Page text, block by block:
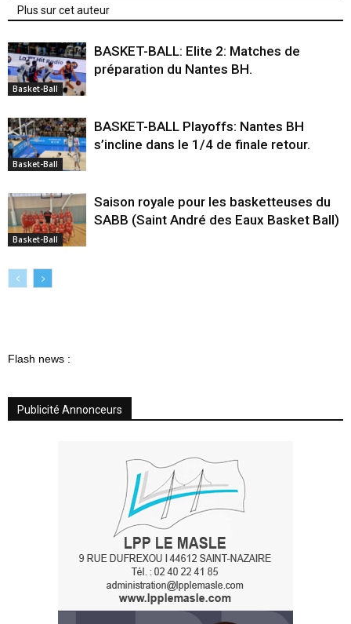
Plus sur cet auteur
Basket-Ball
BASKET-BALL: Elite 2: Matches de
préparation du Nantes BH.
Basket-Ball
BASKET-BALL Playoffs: Nantes BH
s’incline dans le 1/4 de finale retour.
Basket-Ball
Saison royale pour les basketteuses du
SABB (Saint André des Eaux Basket Ball)
Flash news :
Publicité Annonceurs